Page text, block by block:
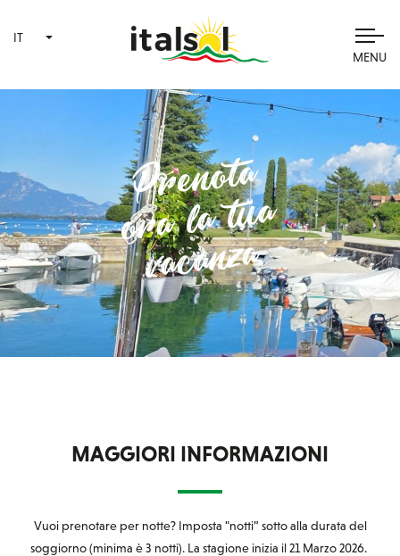
IT
MENU
Prenota
ora la tua
vacanza
MAGGIORI INFORMAZIONI
Vuoi prenotare per notte? Imposta "notti” sotto alla durata del
soggiorno (minima è 3 notti). La stagione inizia il 21 Marzo 2026.